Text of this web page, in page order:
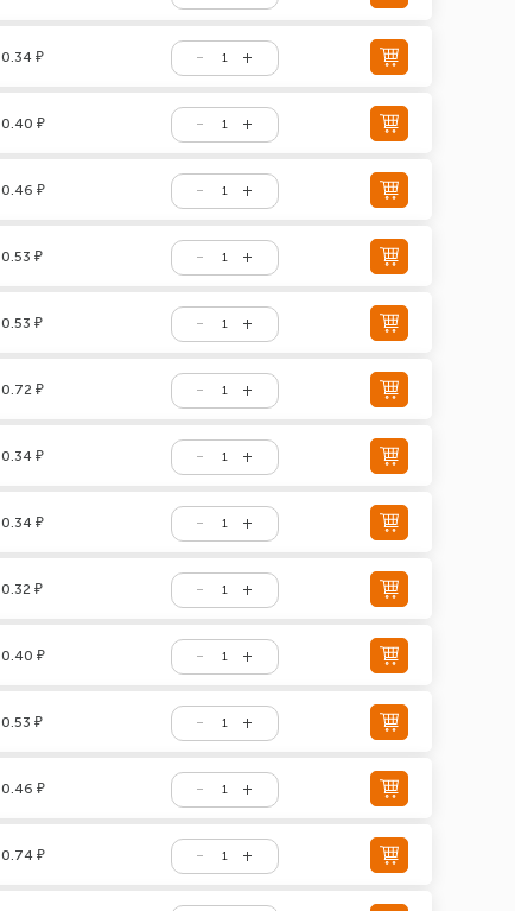
0.34 ₽
0.40 ₽
0.46 ₽
0.53 ₽
0.53 ₽
0.72 ₽
0.34 ₽
0.34 ₽
0.32 ₽
0.40 ₽
0.53 ₽
0.46 ₽
0.74 ₽